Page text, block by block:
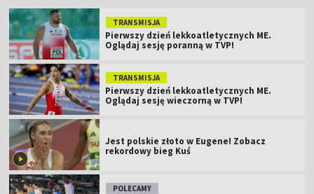
TRANSMISJA
Pierwszy dzień lekkoatletycznych ME.
Oglądaj sesję poranną w TVP!
TRANSMISJA
Pierwszy dzień lekkoatletycznych ME.
Oglądaj sesję wieczorną w TVP!
Jest polskie złoto w Eugene! Zobacz
rekordowy bieg Kuś
POLECAMY